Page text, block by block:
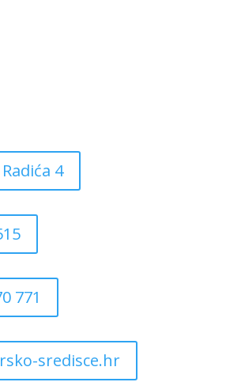
4
771
sredisce.hr